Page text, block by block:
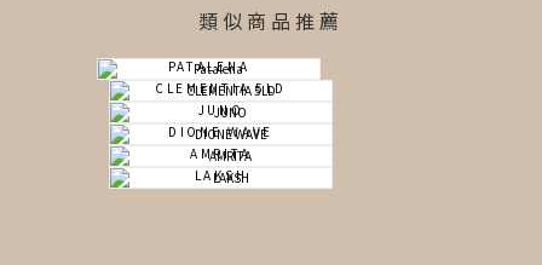
類似商品推薦
PATALENA
CLEMENTIA 5LD
JUNO
DIONE WAVE
AMRITA
LAKSH